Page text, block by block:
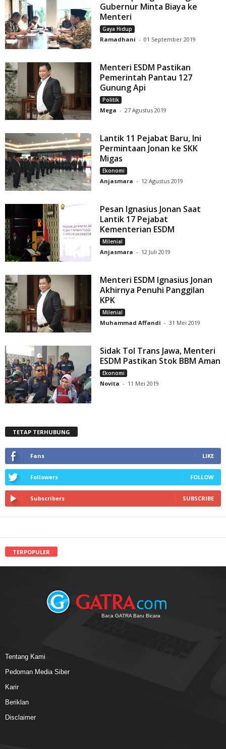
Gubernur Minta Biaya ke
Menteri
Gaya Hidup
Ramadhani - 01 September 2019
Menteri ESDM Pastikan
Pemerintah Pantau 127
Gunung Api
Politik
Mega - 27 Agustus 2019
Lantik 11 Pejabat Baru, Ini
Permintaan Jonan ke SKK
Migas
Ekonomi
Anjasmara - 12 Agustus 2019
Pesan Ignasius Jonan Saat
Lantik 17 Pejabat
Kementerian ESDM
Milenial
Anjasmara - 12 Juli 2019
Menteri ESDM Ignasius Jonan
Akhirnya Penuhi Panggilan
KPK
Milenial
Muhammad Affandi - 31 Mei 2019
Sidak Tol Trans Jawa, Menteri
ESDM Pastikan Stok BBM Aman
Ekonomi
Novita - 11 Mei 2019
TETAP TERHUBUNG
Fans LIKE
Followers FOLLOW
Subscribers SUBSCRIBE
TERPOPULER
Baca GATRA Baru Bicara
Tentang Kami
Pedoman Media Siber
Karir
Beriklan
Disclaimer